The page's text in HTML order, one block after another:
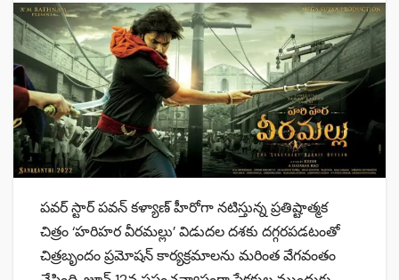
పవర్ స్టార్ పవన్ కళ్యాణ్ హీరోగా నటిస్తున్న ప్రతిష్టాత్మక
చిత్రం ‘హరిహర వీరమల్లు’ విడుదల దశకు దగ్గరపడటంతో
చిత్రబృందం ప్రమోషన్ కార్య‌క్ర‌మాలను మరింత వేగవంతం